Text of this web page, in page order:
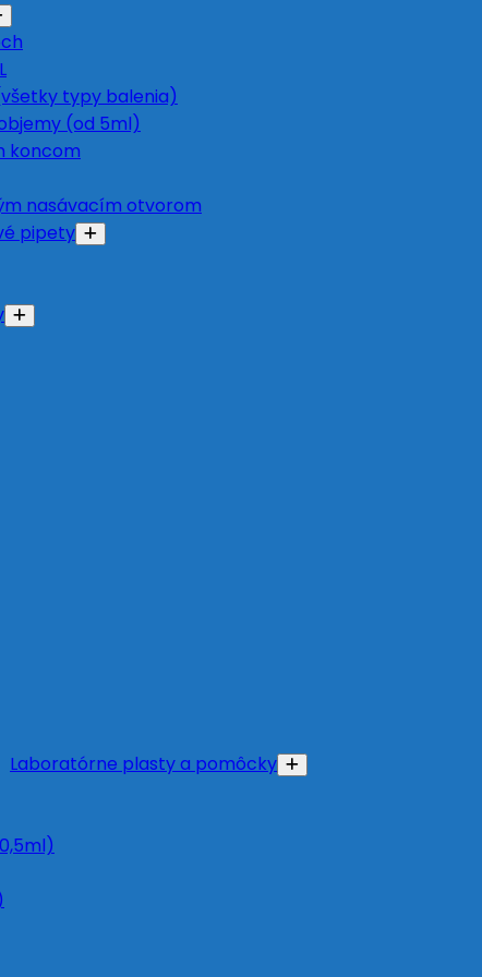
typy balenia)
(od 5ml)
koncom
nasávacím otvorom
pipety
Laboratórne plasty a pomôcky